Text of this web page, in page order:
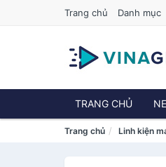
Trang chủ Danh mục
TRANG CHỦ
Trang chủ Linh kiện